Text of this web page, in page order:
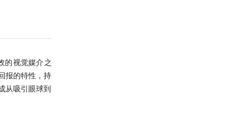
的视觉媒介之
报的特性，持
从吸引眼球到